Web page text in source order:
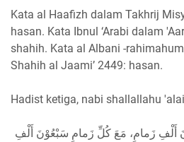
Kata al Haafizh dalam Takhrij
hasan. Kata Ibnul ‘Arabi dalam
shahih. Kata al Albani -
Shahih al Jaami’ 2449: hasan.
Hadist ketiga, nabi shallallahu
أَلْفِ زَمامٍ، مَعَ كُلِّ زَمامٍ سَبْعُوْنَ أَلْفِ